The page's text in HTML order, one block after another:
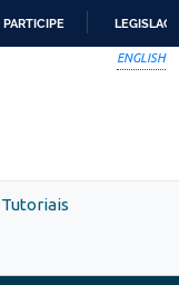
PARTICIPE
ENGLISH
Tutoriais